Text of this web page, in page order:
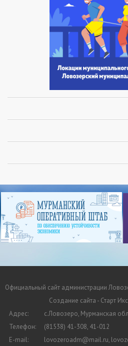
Официальный сайт администрации
Создание сайта - Старт Икс
Адрес:
с.Ловозеро, Мурманская
Телефон:
(81538) 41-308, 41-012
E-mail:
lovozeroadm@mail.ru,